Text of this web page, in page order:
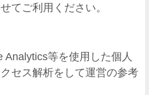
てご利用ください。
Analytics等を使用した個人
セス解析をして運営の参考